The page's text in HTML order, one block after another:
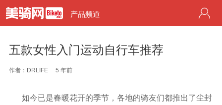
产品频道
五款女性入门运动自行车推荐
作者：DRLIFE 5 年前
如今已是春暖花开的季节，各地的骑友们都推出了尘封